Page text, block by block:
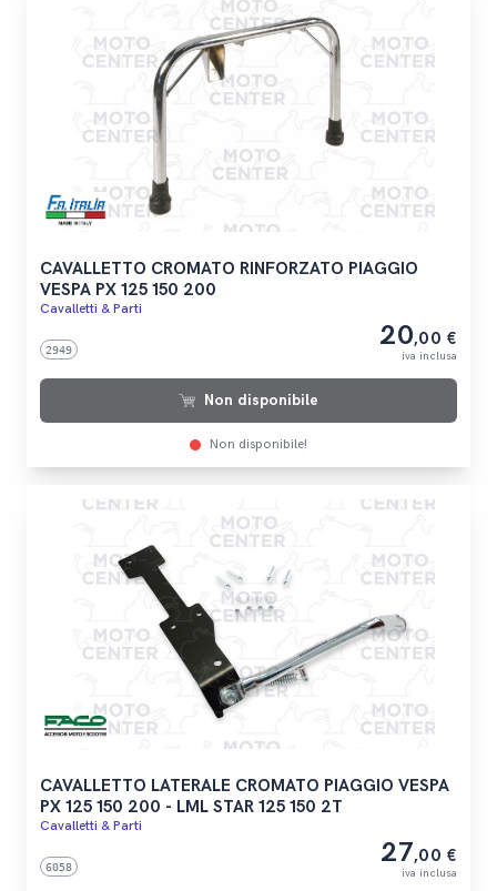
CAVALLETTO CROMATO RINFORZATO PIAGGIO
VESPA PX 125 150 200
Cavalletti & Parti
2949 20,00 €
iva inclusa
Non disponibile
Non disponibile!
CAVALLETTO LATERALE CROMATO PIAGGIO VESPA
PX 125 150 200 - LML STAR 125 150 2T
Cavalletti & Parti
6058 27,00 €
iva inclusa